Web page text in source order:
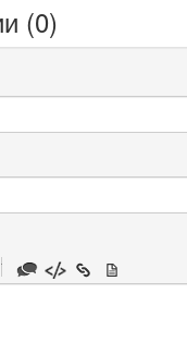
(0)
-
-